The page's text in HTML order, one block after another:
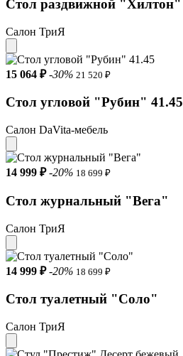
Стол раздвижной "Хилтон"
Салон ТриЯ
15 064 ₽ -30% 21 520 ₽
Стол угловой "Рубин" 41.45
Салон DaVita-мебель
14 999 ₽ -20% 18 699 ₽
Стол журнальный "Вега"
Салон ТриЯ
14 999 ₽ -20% 18 699 ₽
Стол туалетный "Соло"
Салон ТриЯ